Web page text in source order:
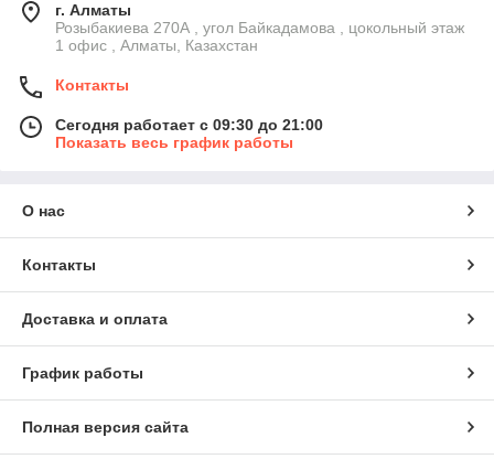
г. Алматы
Розыбакиева 270А , угол Байкадамова , цокольный этаж
1 офис , Алматы, Казахстан
Контакты
Сегодня работает с 09:30 до 21:00
Показать весь график работы
О нас
Контакты
Доставка и оплата
График работы
Полная версия сайта